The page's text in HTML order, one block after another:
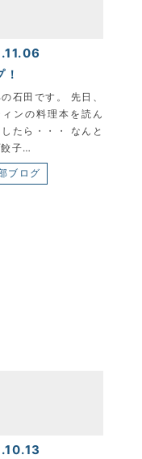
！
石田です。 先日、
ィンの料理本を読ん
たら・・・ なんと
餃子…
ブログ